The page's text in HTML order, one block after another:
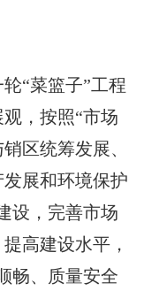
“菜篮子”工程
，按照“市场
区统筹发展、
展和环境保护
设，完善市场
高建设水平，
畅、质量安全